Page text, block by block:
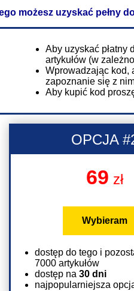
możesz uzyskać pełny
Aby uzyskać płatny
artykułów (w
Wprowadzając kod,
zapoznanie się z
Aby kupić kod
OPCJA
69 zł
Wybieram
dostęp do tego i
7000 artykułów
dostęp na30 dni
najpopularniejsza